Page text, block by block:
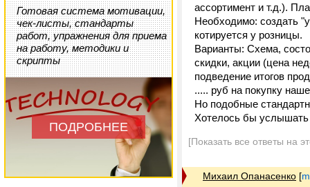
Готовая система мотивации,
чек-листы, стандарты
работ, упражнения для приема
на работу, методики и
скрипты
ПОДРОБНЕЕ
ассортимент и т.д.).
Необходимо: создать
котируется у розницы.
Варианты: Схема,
скидки, акции (цена
подведение итогов
..... руб на покупку
Но подобные
Хотелось бы
[Показать все ответы на
Михаил Опанасенко [